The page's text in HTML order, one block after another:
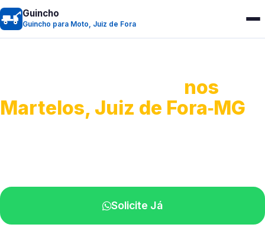
Guincho
Guincho para Moto, Juiz de Fora
nos
Martelos, Juiz de Fora‑MG
Solicite Já